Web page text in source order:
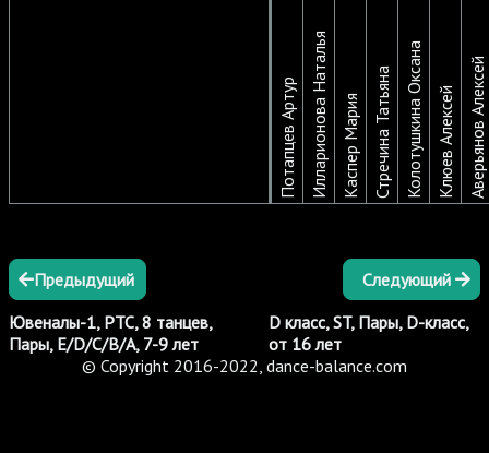
Потапцев АртурИлларионова НатальяКаспер МарияСтречина ТатьянаКолотушкина ОксанаКлюев АлексейАверьянов Алексей
Предыдущий
Ювеналы-1, РТС, 8 танцев,
Пары, E/D/C/B/A, 7-9 лет
Следующий
D класс, ST, Пары, D-класс,
от 16 лет
© Copyright 2016-2022, dance-balance.com